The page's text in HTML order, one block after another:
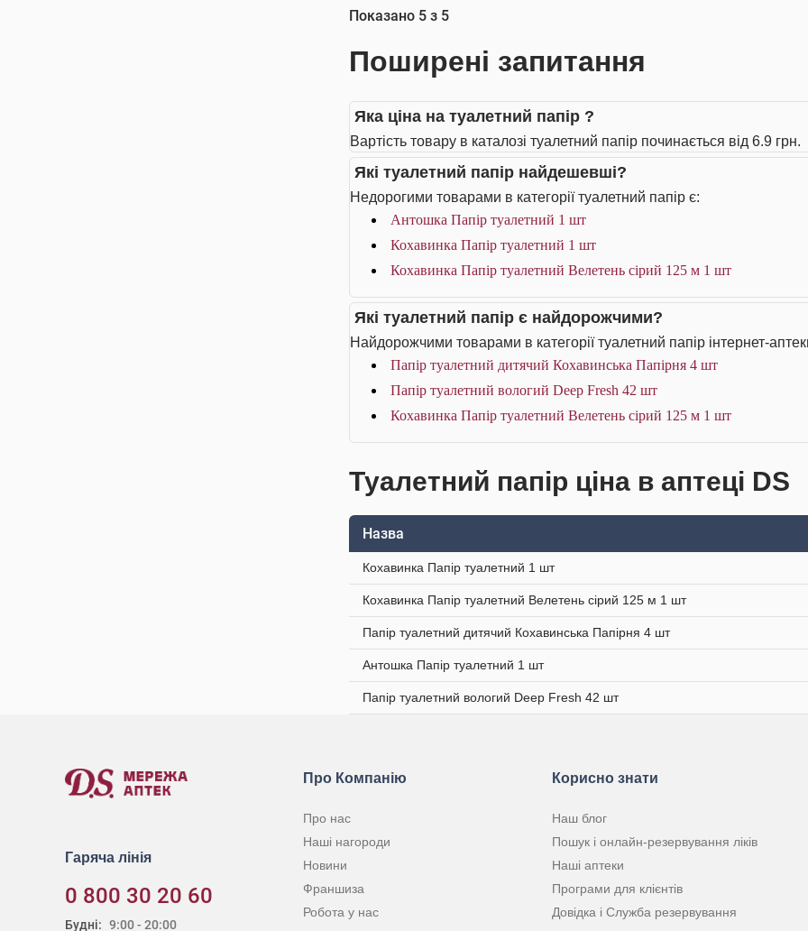
Показано 5 з 5
Поширені запитання
Яка ціна на туалетний папір ?
Вартість товару в каталозі туалетний папір починається від 6.9 грн.
Які туалетний папір найдешевші?
Недорогими товарами в категорії туалетний папір є:
Антошка Папір туалетний 1 шт
Кохавинка Папір туалетний 1 шт
Кохавинка Папір туалетний Велетень сірий 125 м 1 шт
Які туалетний папір є найдорожчими?
Найдорожчими товарами в категорії туалетний папір інтернет-
Папір туалетний дитячий Кохавинська Папірня 4 шт
Папір туалетний вологий Deep Fresh 42 шт
Кохавинка Папір туалетний Велетень сірий 125 м 1 шт
Туалетний папір ціна в аптеці DS
Назва
Кохавинка Папір туалетний 1 шт
Кохавинка Папір туалетний Велетень сірий 125 м 1 шт
Папір туалетний дитячий Кохавинська Папірня 4 шт
Антошка Папір туалетний 1 шт
Папір туалетний вологий Deep Fresh 42 шт
Гаряча лінія
0 800 30 20 60
Будні: 9:00 - 20:00
Про Компанію
Про нас
Наші нагороди
Новини
Франшиза
Робота у нас
Корисно знати
Наш блог
Пошук і онлайн-резервування ліків
Наші аптеки
Програми для клієнтів
Довідка і Служба резервування